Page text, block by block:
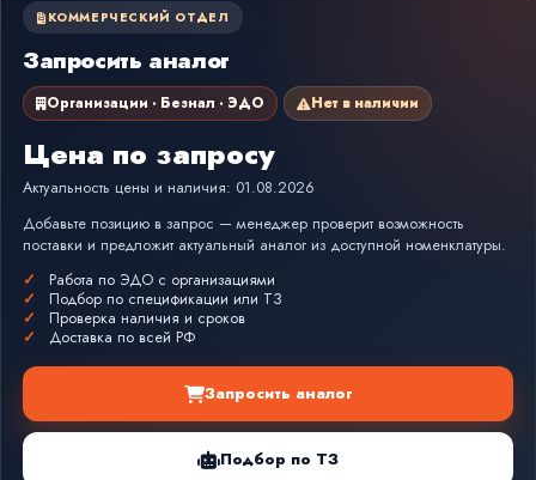
КОММЕРЧЕСКИЙ ОТДЕЛ
Запросить аналог
Организации · Безнал · ЭДО Нет в наличии
Цена по запросу
Актуальность цены и наличия: 01.08.2026
Добавьте позицию в запрос — менеджер проверит возможность
поставки и предложит актуальный аналог из доступной номенклатуры.
Работа по ЭДО с организациями
Подбор по спецификации или ТЗ
Проверка наличия и сроков
Доставка по всей РФ
Запросить аналог
Подбор по ТЗ